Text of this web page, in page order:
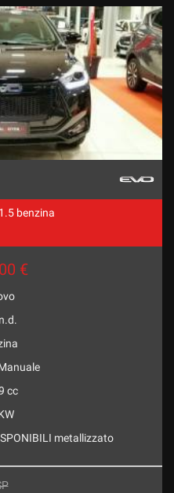
benzina
€
cc
metallizzato